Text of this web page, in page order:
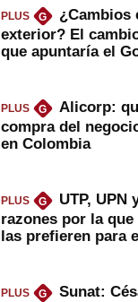
PLUS G
¿Cambios
exterior? El
que apuntaría el
PLUS G
Alicorp:
compra del
en Colombia
PLUS G
UTP, UPN
razones por la
las prefieren para
PLUS G
Sunat: